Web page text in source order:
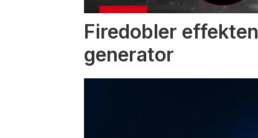
Firedobler
generator